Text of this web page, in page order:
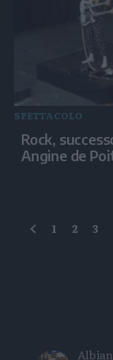
SPETTACOLO
Rock,
Angine de
precedente
1 2 3